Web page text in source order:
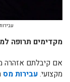
מקדימים תרופה
אם קיבלתם אזהרה
מקצועי.עבירות מס